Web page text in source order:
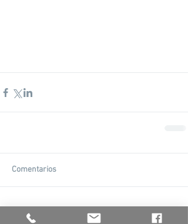
Comentarios
Escribir un comentario...